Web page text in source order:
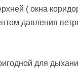
( окна
давления
для